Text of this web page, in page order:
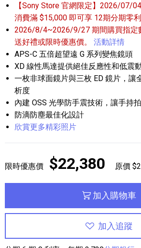
【Sony Store 官網限定】2026/07/
消費滿 $15,000 即可享 12期分期零利
2026/8/4~2026/9/27 期間購買指定
送好禮或限時優惠價。
活動詳情
APS-C 五倍超望遠 G 系列變焦鏡頭
XD 線性馬達提供絕佳反應性和低震
一枚非球面鏡片與三枚 ED 鏡片，讓
析度
內建 OSS 光學防手震技術，讓手持
防滴防塵最佳化設計
欣賞更多精彩照片
限時優惠價 $22,380 原價
加入購物車
加入追蹤